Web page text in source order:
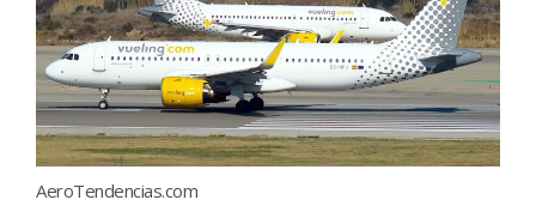
AeroTendencias.com